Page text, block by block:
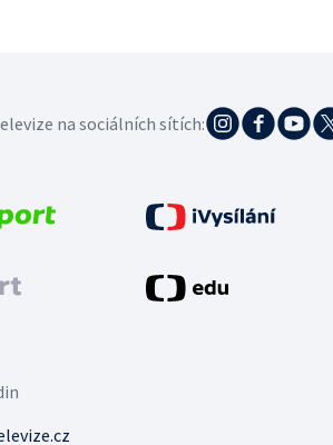
na sociálních sítích: